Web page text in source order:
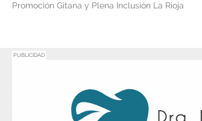
Promoción Gitana y Plena Inclusión La Rioja
PUBLICIDAD